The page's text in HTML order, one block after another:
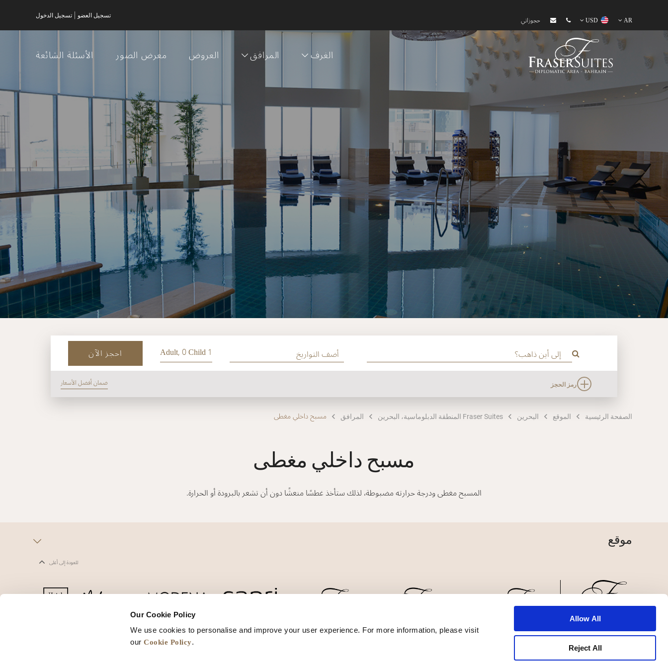
Our Cookie Policy
We use cookies to personalise and improve your user experience. For more information, please visit
ourCookie Policy.
Allow All
Reject All
AR
USD حجوزاتي تسجيل العضو تسجيل الدخول
الغرف المرافق العروض معرض الصور الأسئلة الشائعة
1 Adult, 0 Child احجز الآن
رمز الحجز ضمان أفضل الأسعار
الصفحة الرئيسية الموقع البحرين Fraser Suites المنطقة الدبلوماسية، البحرين المرافق مسبح داخلي مغطى
مسبح داخلي مغطى
المسبح مغطى ودرجة حرارته مضبوطة، لذلك ستأخذ غطسًا منعشًا دون أن تشعر بالبرودة أو الحرارة.
موقع
للعودة إلى أعلى
الأخبار تطوير الأعمال الوظائف إعلان ملفات تعريف الارتباط شروط الاستخدام